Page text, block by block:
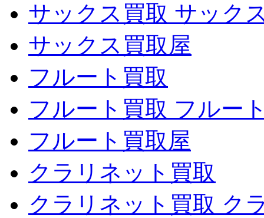
サックス買取 サック
サックス買取屋
フルート買取
フルート買取 フルー
フルート買取屋
クラリネット買取
クラリネット買取 ク